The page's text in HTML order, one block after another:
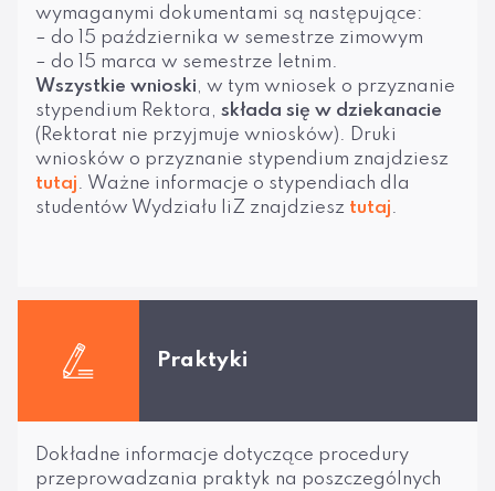
wymaganymi dokumentami są następujące:
– do 15 października w semestrze zimowym
– do 15 marca w semestrze letnim.
Wszystkie wnioski, w tym wniosek o przyznanie
stypendium Rektora, składa się w dziekanacie
(Rektorat nie przyjmuje wniosków). Druki
wniosków o przyznanie stypendium znajdziesz
tutaj. Ważne informacje o stypendiach dla
studentów Wydziału IiZ znajdziesz tutaj.
Praktyki
Dokładne informacje dotyczące procedury
przeprowadzania praktyk na poszczególnych